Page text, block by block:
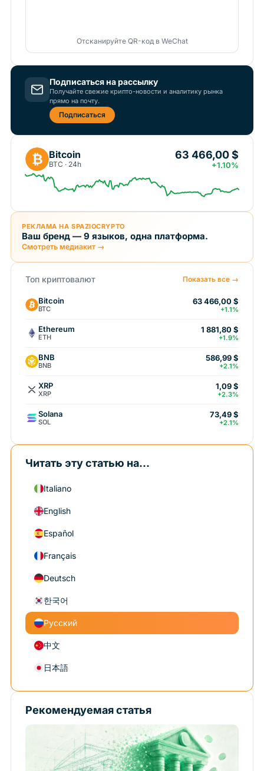
Отсканируйте QR-код в WeChat
Подписаться на рассылку
Получайте свежие крипто-новости и аналитику рынка
прямо на почту.
Подписаться
₿ Bitcoin
BTC · 24h
63 466,00 $
+1.10%
РЕКЛАМА НА SPAZIOCRYPTO
Ваш бренд — 9 языков, одна платформа.
Смотреть медиакит →
Топ криптовалют Показать все →
Bitcoin
BTC
63 466,00 $
+1.1%
Ethereum
ETH
1 881,80 $
+1.9%
BNB
BNB
586,99 $
+2.1%
XRP
XRP
1,09 $
+2.3%
Solana
SOL
73,49 $
+2.1%
Читать эту статью на...
Italiano
English
Español
Français
Deutsch
한국어
Русский
中文
日本語
Рекомендуемая статья